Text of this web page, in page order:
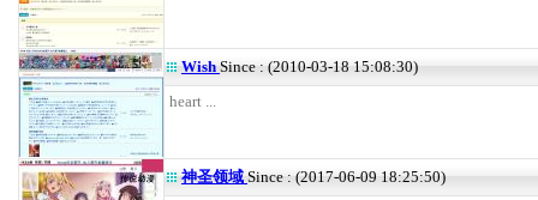
Wish Since : (2010-03-18 15:08:30)
heart ...
神圣领域 Since : (2017-06-09 18:25:50)